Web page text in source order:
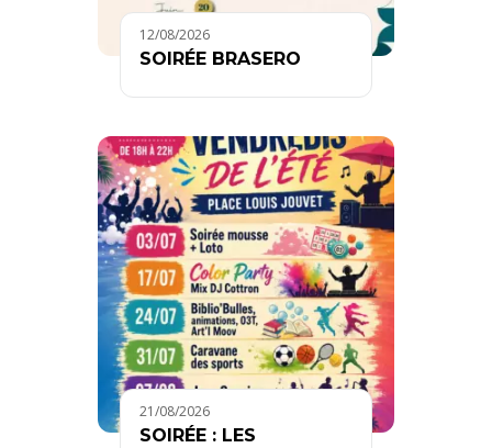
12/08/2026
SOIRÉE BRASERO
21/08/2026
SOIRÉE : LES